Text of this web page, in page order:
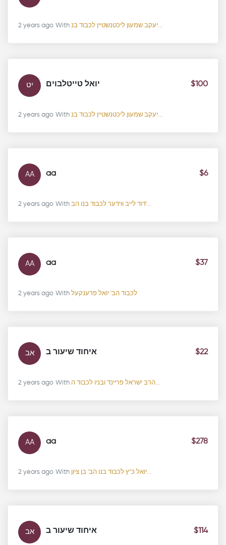
2 years ago With יעקב שמעון ליכטנשטיין לכבוד בנ...
יט יואל טייטלבוים $100
2 years ago With יעקב שמעון ליכטנשטיין לכבוד בנ...
AA aa $6
2 years ago With דוד לייב ווידער לכבוד בנו הב'...
AA aa $37
2 years ago With לכבוד הב' יואל פרענקעל
אב איחוד שיעור ב $22
2 years ago With הרב ישראל פריינד ובניו לכבוד ה...
AA aa $278
2 years ago With יואל כ"ץ לכבוד בנו הב' בן ציון...
אב איחוד שיעור ב $114